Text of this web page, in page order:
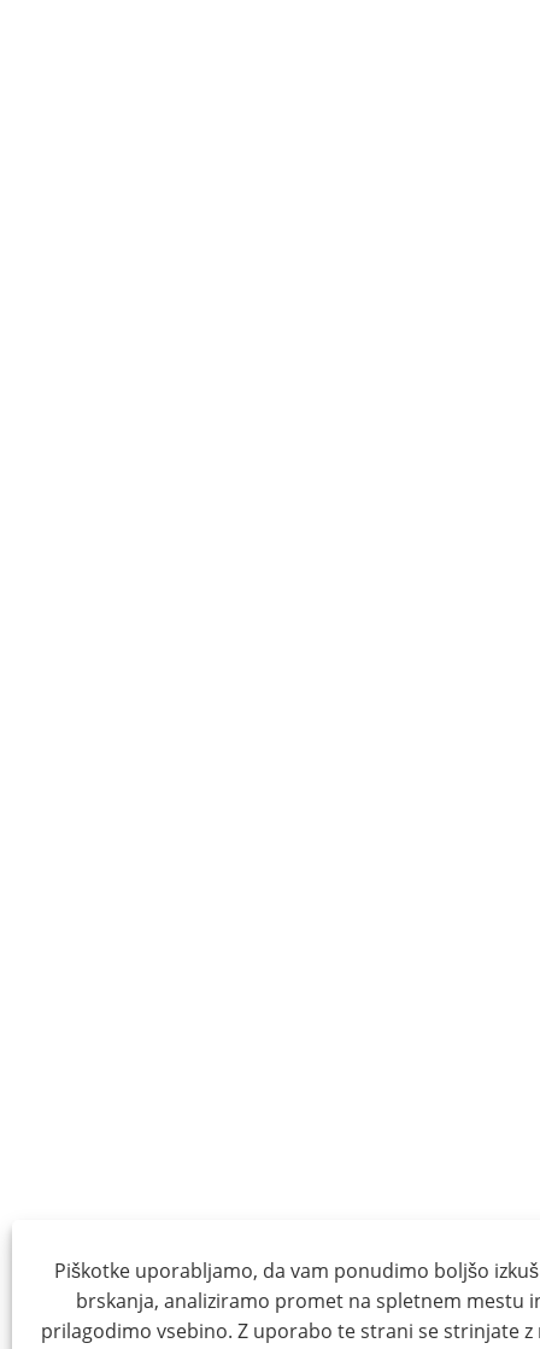
Piškotke uporabljamo, da vam ponudimo boljšo
brskanja, analiziramo promet na spletnem mestu
prilagodimo vsebino. Z uporabo te strani se strinjate z